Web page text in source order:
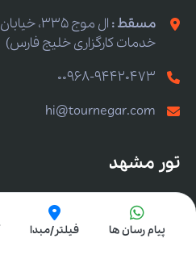
مسقط :
خدمات کارگزاری خلیج فارس)
00968-94420473
hi@tournegar.com
تور مشهد
تور مشهد
تور مشهد لحظه آخری
پیام رسان ها فیلتر/مبدا